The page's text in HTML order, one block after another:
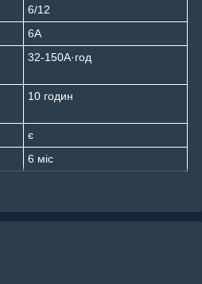
6/12
6А
32-150А·год
10 годин
є
6 міс